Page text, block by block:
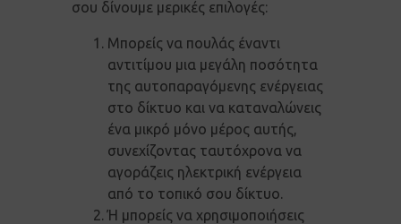
σου δίνουμε μερικές επιλογές:
Μπορείς να πουλάς έναντι
αντιτίμου μια μεγάλη ποσότητα
της αυτοπαραγόμενης ενέργειας
στο δίκτυο και να καταναλώνεις
ένα μικρό μόνο μέρος αυτής,
συνεχίζοντας ταυτόχρονα να
αγοράζεις ηλεκτρική ενέργεια
από το τοπικό σου δίκτυο.
Ή μπορείς να χρησιμοποιήσεις